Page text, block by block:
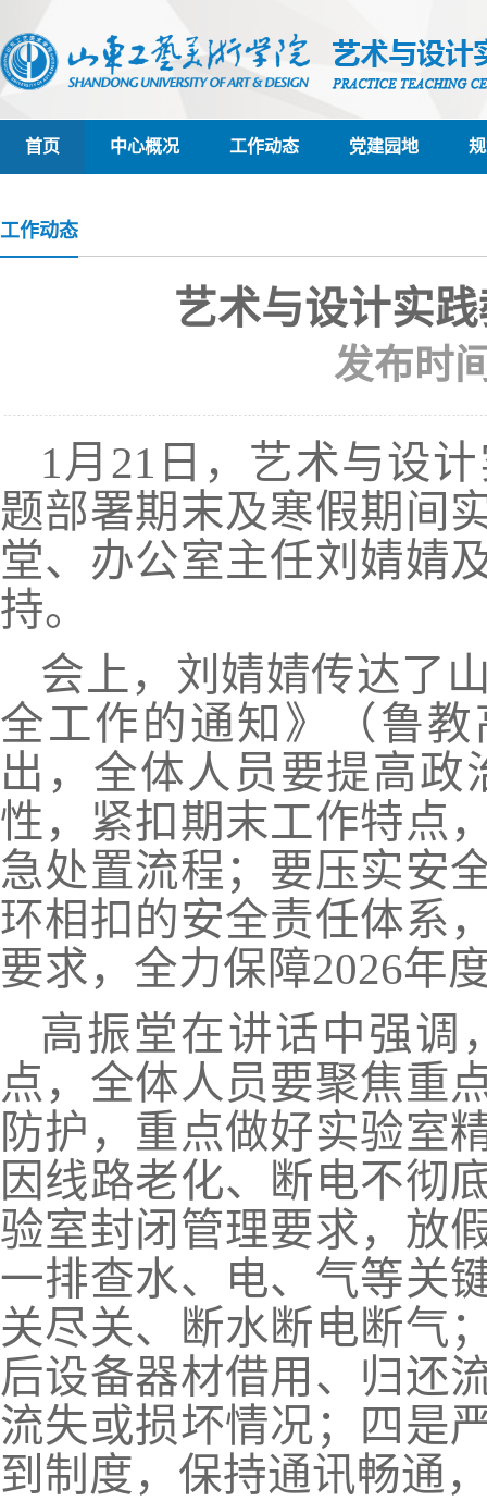
首页 中心概况 工作动态 党建园地
工作动态
艺术与设计实
发布时
1月21日，艺术与设
题部署期末及寒假期间
堂、办公室主任刘婧婧
持。
会上，刘婧婧传达了
全工作的通知》（鲁
出，全体人员要提高
性，紧扣期末工作特点
急处置流程；要压实安
环相扣的安全责任体系
要求，全力保障2026年
高振堂在讲话中强调
点，全体人员要聚焦重
防护，重点做好实验室
因线路老化、断电不彻
验室封闭管理要求，放
一排查水、电、气等关
关尽关、断水断电断气
后设备器材借用、归还
流失或损坏情况；四是
到制度，保持通讯畅通